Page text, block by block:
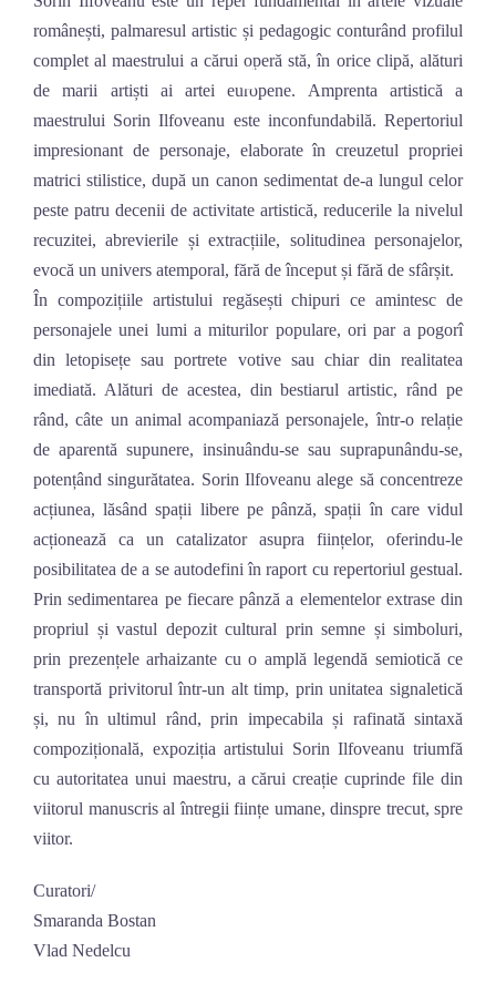
românești, palmaresul artistic și pedagogic conturând profilul
complet al maestrului a cărui operă stă, în orice clipă, alături
de marii artiști ai artei europene. Amprenta artistică a
maestrului Sorin Ilfoveanu este inconfundabilă. Repertoriul
impresionant de personaje, elaborate în creuzetul propriei
matrici stilistice, după un canon sedimentat de-a lungul celor
peste patru decenii de activitate artistică, reducerile la nivelul
recuzitei, abrevierile și extracțiile, solitudinea personajelor,
evocă un univers atemporal, fără de început și fără de sfârșit.
În compozițiile artistului regăsești chipuri ce amintesc de
personajele unei lumi a miturilor populare, ori par a pogorî
din letopisețe sau portrete votive sau chiar din realitatea
imediată. Alături de acestea, din bestiarul artistic, rând pe
rând, câte un animal acompaniază personajele, într-o relație
de aparentă supunere, insinuându-se sau suprapunându-se,
potențând singurătatea. Sorin Ilfoveanu alege să concentreze
acțiunea, lăsând spații libere pe pânză, spații în care vidul
acționează ca un catalizator asupra ființelor, oferindu-le
posibilitatea de a se autodefini în raport cu repertoriul gestual.
Prin sedimentarea pe fiecare pânză a elementelor extrase din
propriul și vastul depozit cultural prin semne și simboluri,
prin prezențele arhaizante cu o amplă legendă semiotică ce
transportă privitorul într-un alt timp, prin unitatea signaletică
și, nu în ultimul rând, prin impecabila și rafinată sintaxă
compozițională, expoziția artistului Sorin Ilfoveanu triumfă
cu autoritatea unui maestru, a cărui creație cuprinde file din
viitorul manuscris al întregii ființe umane, dinspre trecut, spre
viitor.
Curatori/
Smaranda Bostan
Vlad Nedelcu